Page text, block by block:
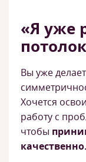
«Я уже
Вы уже
Хочется
работу с
чтобы
качественно.